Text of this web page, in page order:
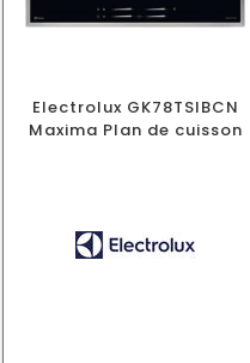
Electrolux GK78TSIBCN
Maxima Plan de cuisson